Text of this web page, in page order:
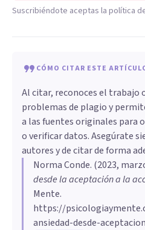
Suscribiéndote aceptas la política
CÓMO CITAR ESTE
Al citar, reconoces el trabajo
problemas de plagio y
a las fuentes originales para
o verificar datos. Asegúrate
autores y de citar de forma
Norma Conde. (2023,
desde la aceptación a la
Mente.
https://
ansiedad-desde-aceptacion